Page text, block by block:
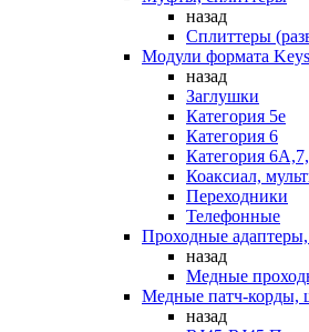
назад
Сплиттеры
Модули формата
назад
Заглушки
Категория 5е
Категория 6
Категория
Коаксиал,
Переходники
Телефонные
Проходные
назад
Медные
Медные патч-корды,
назад